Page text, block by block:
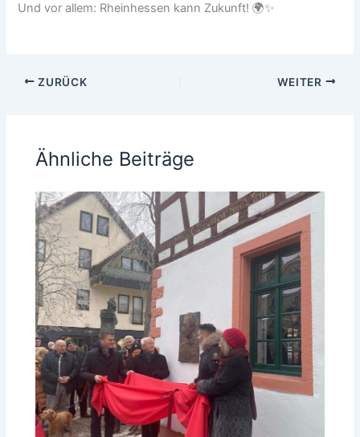
Und vor allem: Rheinhessen kann Zukunft! 🌍✨
ZURÜCK WEITER
Ähnliche Beiträge